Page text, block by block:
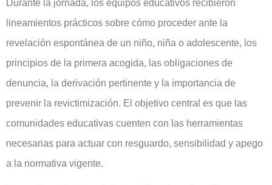
Durante la jornada, los equipos educativos recibieron
lineamientos prácticos sobre cómo proceder ante la
revelación espontánea de un niño, niña o adolescente, los
principios de la primera acogida, las obligaciones de
denuncia, la derivación pertinente y la importancia de
prevenir la revictimización. El objetivo central es que las
comunidades educativas cuenten con las herramientas
necesarias para actuar con resguardo, sensibilidad y apego
a la normativa vigente.